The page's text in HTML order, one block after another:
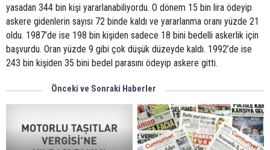
yasadan 344 bin kişi yararlanabiliyordu. O dönem 15 bin lira ödeyip
askere gidenlerin sayısı 72 binde kaldı ve yararlanma oranı yüzde 21
oldu. 1987’de ise 198 bin kişiden sadece 18 bini bedelli askerlik için
başvurdu. Oran yüzde 9 gibi çok düşük düzeyde kaldı. 1992’de ise
243 bin kişiden 35 bini bedel parasını ödeyip askere gitti.
Önceki ve Sonraki Haberler